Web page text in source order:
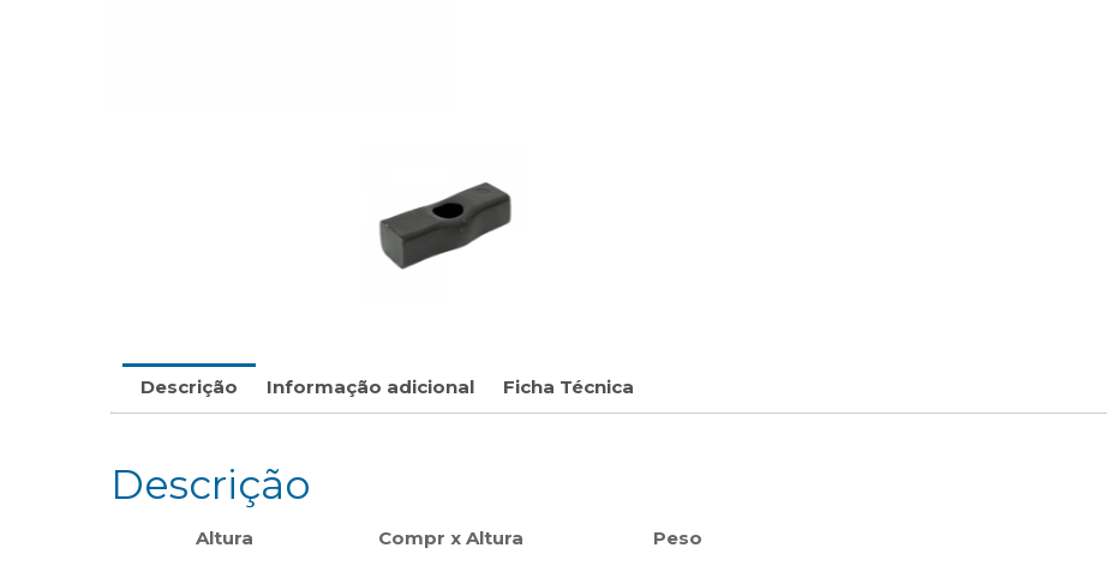
Descrição Informação adicional Ficha Técnica
Descrição
Altura Compr x Altura
Peso